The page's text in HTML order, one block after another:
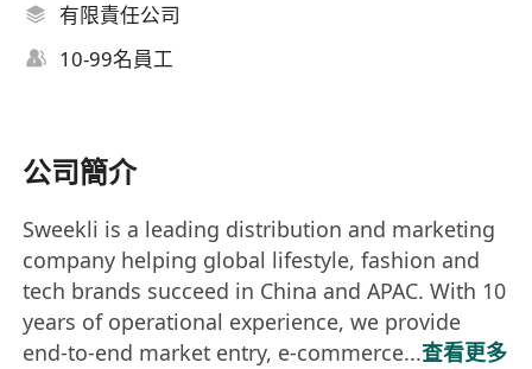
有限責任公司
10-99名員工
公司簡介
Sweekli is a leading distribution and marketing
company helping global lifestyle, fashion and
tech brands succeed in China and APAC. With 10
years of operational experience, we provide
end-to-end market entry, e-commerce...查看更多